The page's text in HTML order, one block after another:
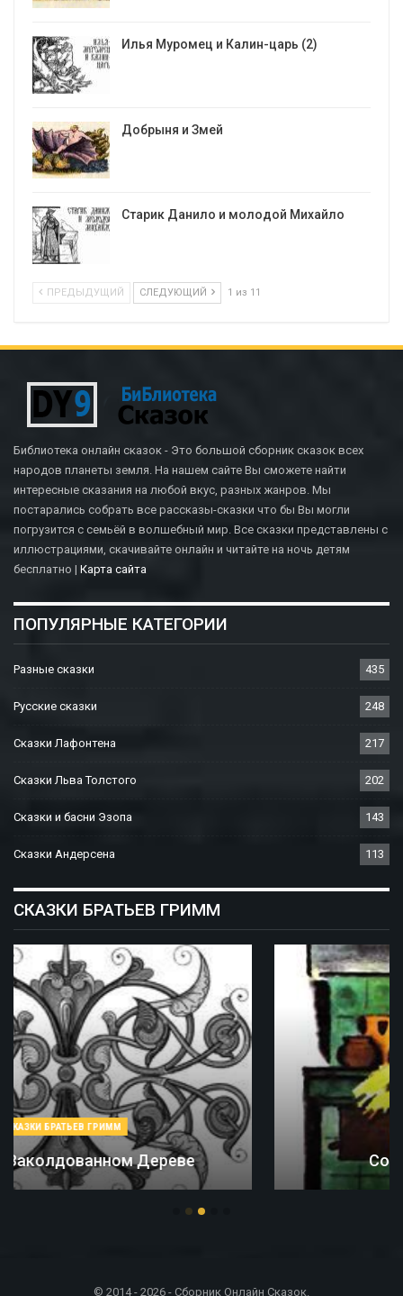
Илья Муромец и Калин-царь (2)
Добрыня и Змей
Старик Данило и молодой Михайло
ПРЕДЫДУЩИЙ СЛЕДУЮЩИЙ 1 из 11
Библиотека онлайн сказок - Это большой сборник сказок всех
народов планеты земля. На нашем сайте Вы сможете найти
интересные сказания на любой вкус, разных жанров. Мы
постарались собрать все рассказы-сказки что бы Вы могли
погрузится с семьёй в волшебный мир. Все сказки представлены с
иллюстрациями, скачивайте онлайн и читайте на ночь детям
бесплатно | Карта сайта
ПОПУЛЯРНЫЕ КАТЕГОРИИ
Разные сказки 435
Русские сказки 248
Сказки Лафонтена 217
Сказки Льва Толстого 202
Сказки и басни Эзопа 143
Сказки Андерсена 113
СКАЗКИ БРАТЬЕВ ГРИММ
СКАЗКИ БРАТЬЕВ ГРИММ
Соломинка, Уголь И Боб
© 2014 - 2026 - Сборник Онлайн Сказок.